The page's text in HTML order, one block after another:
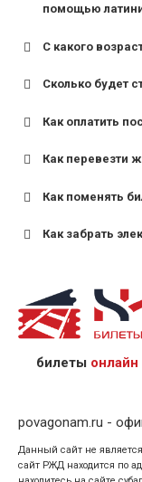
помощью
С какого
для поездов
для
Сколько будет
Как оплатить
Как перевезти
Как поменять
Как забрать
назвав
предъявив
кого оформлен
билеты онлайн
povagonam.ru -
Данный сайт не
сайт РЖД находится по